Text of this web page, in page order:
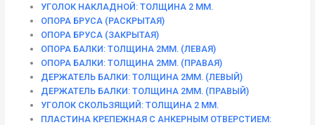
УГОЛОК НАКЛАДНОЙ: ТОЛЩИНА 2 ММ.
ОПОРА БРУСА (РАСКРЫТАЯ)
ОПОРА БРУСА (ЗАКРЫТАЯ)
ОПОРА БАЛКИ: ТОЛЩИНА 2ММ. (ЛЕВАЯ)
ОПОРА БАЛКИ: ТОЛЩИНА 2ММ. (ПРАВАЯ)
ДЕРЖАТЕЛЬ БАЛКИ: ТОЛЩИНА 2ММ. (ЛЕВЫЙ)
ДЕРЖАТЕЛЬ БАЛКИ: ТОЛЩИНА 2ММ. (ПРАВЫЙ)
УГОЛОК СКОЛЬЗЯЩИЙ: ТОЛЩИНА 2 ММ.
ПЛАСТИНА КРЕПЕЖНАЯ С АНКЕРНЫМ ОТВЕРСТИЕМ: